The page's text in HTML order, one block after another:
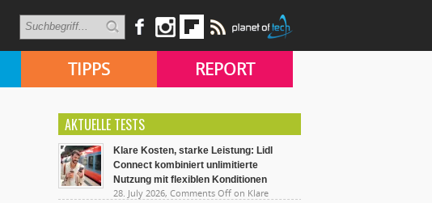
TIPPS REPORT
AKTUELLE TESTS
Klare Kosten, starke Leistung: Lidl
Connect kombiniert unlimitierte
Nutzung mit flexiblen Konditionen
28. July 2026, Comments Off on Klare